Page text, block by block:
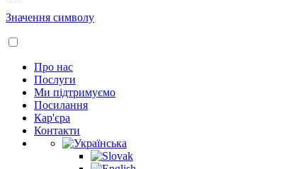
Значення символу
Про нас
Послуги
Ми підтримуємо
Посилання
Кар'єра
Контакти